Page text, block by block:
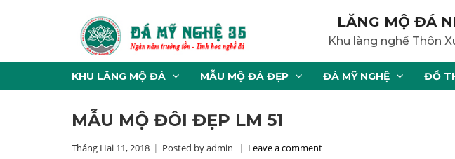
LĂNG MỘ ĐÁ
Khu làng nghề Thôn
KHU LĂNG MỘ ĐÁ MẪU MỘ ĐÁ ĐẸP ĐÁ MỸ NGHỆ ĐỒ
MẪU MỘ ĐÔI ĐẸP LM 51
Tháng Hai 11, 2018 Posted by admin Leave a comment